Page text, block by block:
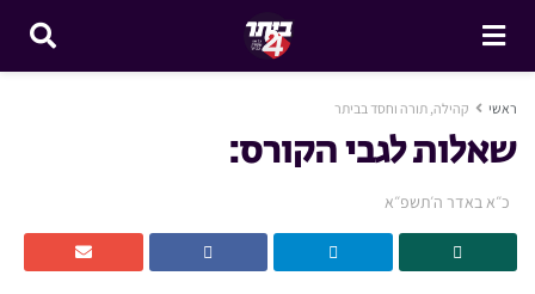
ראשי קהילה, תורה וחסד בביתר
שאלות לגבי הקורס:
כ״א באדר ה׳תשפ״א